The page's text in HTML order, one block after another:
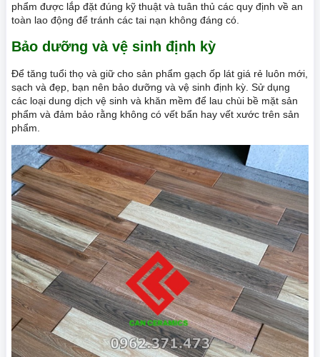
phẩm được lắp đặt đúng kỹ thuật và tuân thủ các quy định về an
toàn lao động để tránh các tai nạn không đáng có.
Bảo dưỡng và vệ sinh định kỳ
Để tăng tuổi thọ và giữ cho sản phẩm gạch ốp lát giá rẻ luôn mới,
sạch và đẹp, bạn nên bảo dưỡng và vệ sinh định kỳ. Sử dụng
các loại dung dịch vệ sinh và khăn mềm để lau chùi bề mặt sản
phẩm và đảm bảo rằng không có vết bẩn hay vết xước trên sản
phẩm.